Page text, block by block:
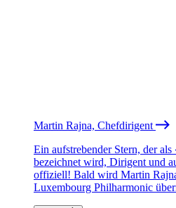
Martin Rajna, Chefdirigent
Ein aufstrebender Stern, der
bezeichnet wird, Dirigent und
offiziell! Bald wird Martin
Luxembourg Philharmonic